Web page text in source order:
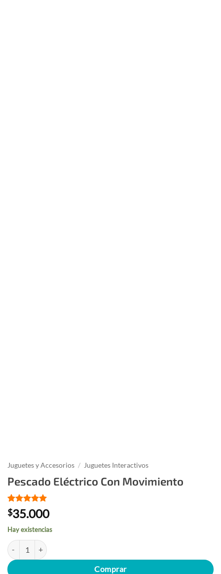
Juguetes y Accesorios / Juguetes Interactivos
Pescado Eléctrico Con Movimiento
Valorado
con5de 5
en base a
1
valoración
de un
cliente
$35.000
Hay existencias
Pescado Eléctrico Con Movimiento cantidad
Comprar